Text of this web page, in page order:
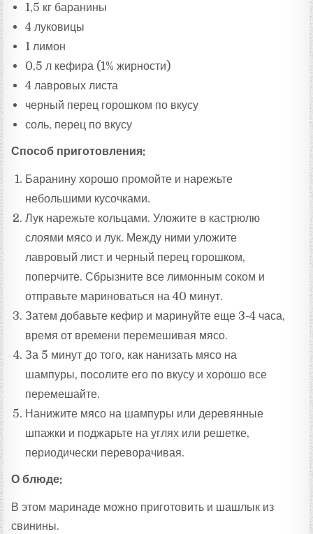
1,5 кг баранины
4 луковицы
1 лимон
0,5 л кефира (1% жирности)
4 лавровых листа
черный перец горошком по вкусу
соль, перец по вкусу
Способ приготовления:
Баранину хорошо промойте и нарежьте
небольшими кусочками.
Лук нарежьте кольцами. Уложите в кастрюлю
слоями мясо и лук. Между ними уложите
лавровый лист и черный перец горошком,
поперчите. Сбрызните все лимонным соком и
отправьте мариноваться на 40 минут.
Затем добавьте кефир и маринуйте еще 3-4 часа,
время от времени перемешивая мясо.
За 5 минут до того, как нанизать мясо на
шампуры, посолите его по вкусу и хорошо все
перемешайте.
Нанижите мясо на шампуры или деревянные
шпажки и поджарьте на углях или решетке,
периодически переворачивая.
О блюде:
В этом маринаде можно приготовить и шашлык из
свинины.